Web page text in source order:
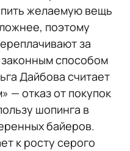
желаемую вещь
поэтому
за
способом
Дайбова считает
— отказ от покупок
шопинга в
байеров.
к росту серого